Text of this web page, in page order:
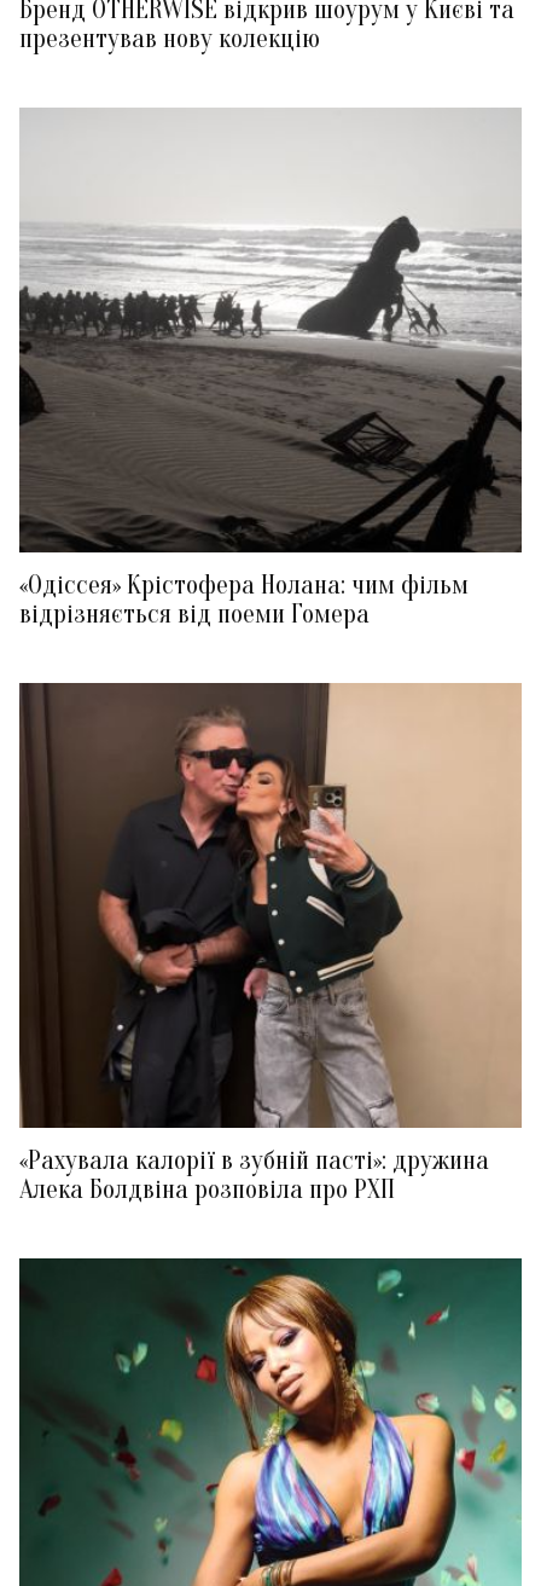
Бренд OTHERWISE відкрив шоурум у Києві та
презентував нову колекцію
«Одіссея» Крістофера Нолана: чим фільм
відрізняється від поеми Гомера
«Рахувала калорії в зубній пасті»: дружина
Алека Болдвіна розповіла про РХП